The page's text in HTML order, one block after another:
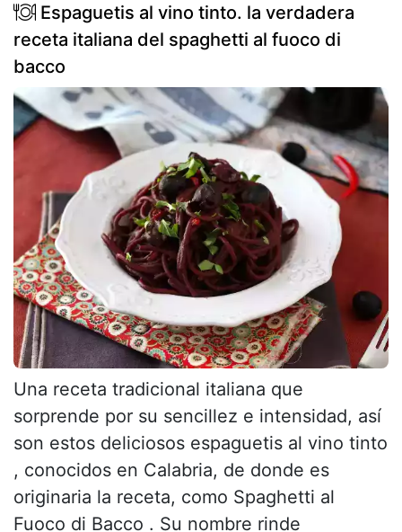
Espaguetis al vino tinto. la verdadera
receta italiana del spaghetti al fuoco di
bacco
Una receta tradicional italiana que
sorprende por su sencillez e intensidad, así
son estos deliciosos espaguetis al vino tinto
, conocidos en Calabria, de donde es
originaria la receta, como Spaghetti al
Fuoco di Bacco . Su nombre rinde